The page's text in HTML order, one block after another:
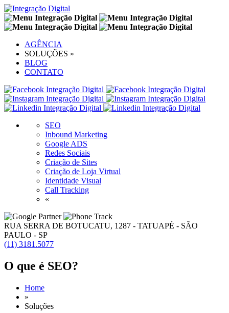
AGÊNCIA
SOLUÇÕES »
BLOG
CONTATO
SEO
Inbound Marketing
Google ADS
Redes Sociais
Criação de Sites
Criação de Loja Virtual
Identidade Visual
Call Tracking
«
RUA SERRA DE BOTUCATU, 1287 - TATUAPÉ - SÃO
PAULO - SP
(11) 3181.5077
O que é SEO?
Home
»
Soluções